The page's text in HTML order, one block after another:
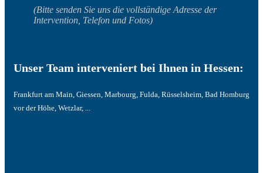
(Bitte senden Sie uns die vollständige Adresse der
Intervention, Telefon und Fotos)
Unser Team interveniert bei Ihnen in Hessen:
Frankfurt am Main, Giessen, Marbourg, Fulda, Rüsselsheim, Bad Homburg
vor der Höhe, Wetzlar, ...